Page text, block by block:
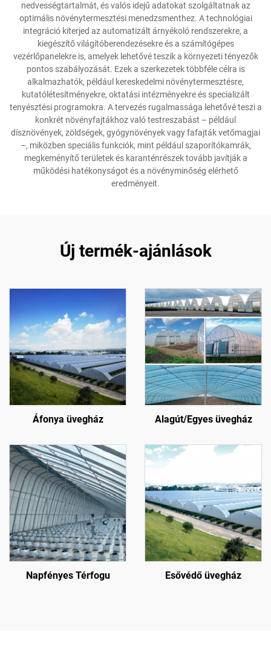
nedvességtartalmát, és valós idejű adatokat szolgáltatnak az
optimális növénytermesztési menedzsmenthez. A technológiai
integráció kiterjed az automatizált árnyékoló rendszerekre, a
kiegészítő világítóberendezésekre és a számítógépes
vezérlőpanelekre is, amelyek lehetővé teszik a környezeti tényezők
pontos szabályozását. Ezek a szerkezetek többféle célra is
alkalmazhatók, például kereskedelmi növénytermesztésre,
kutatólétesítményekre, oktatási intézményekre és specializált
tenyésztési programokra. A tervezés rugalmassága lehetővé teszi a
konkrét növényfajtákhoz való testreszabást – például
dísznövények, zöldségek, gyógynövények vagy fafajták vetőmagjai
–, miközben speciális funkciók, mint például szaporítókamrák,
megkeményítő területek és karanténrészek tovább javítják a
működési hatékonyságot és a növényminőség elérhető
eredményeit.
Új termék-ajánlások
Áfonya üvegház Alagút/Egyes üvegház
Napfényes Térfogu Esővédő üvegház